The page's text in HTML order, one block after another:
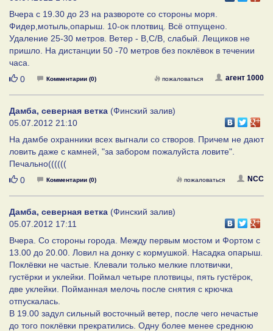
Вчера с 19.30 до 23 на развороте со стороны моря.
Фидер,мотыль,опарыш. 10-ок плотвиц. Всё отпущено.
Удаление 25-30 метров. Ветер - В,С/В, слабый. Лещиков не
пришло. На дистанции 50 -70 метров без поклёвок в течении
часа.
Нравится
0 Комментарии (0) агент 1000
пожаловаться
Дамба, северная ветка (Финский залив)
05.07.2012 21:10
На дамбе охранники всех выгнали со створов. Причем не дают
ловить даже с камней, "за забором пожалуйста ловите".
Печально((((((
Нравится
0 Комментарии (0) NCC
пожаловаться
Дамба, северная ветка (Финский залив)
05.07.2012 17:11
Вчера. Со стороны города. Между первым мостом и Фортом с
13.00 до 20.00. Ловил на донку с кормушкой. Насадка опарыш.
Поклёвки не частые. Клевали только мелкие плотвички,
густёрки и уклейки. Поймал четыре плотвицы, пять густёрок,
две уклейки. Пойманная мелочь после снятия с крючка
отпускалась.
В 19.00 задул сильный восточный ветер, после чего нечастые
до того поклёвки прекратились. Одну более менее среднюю